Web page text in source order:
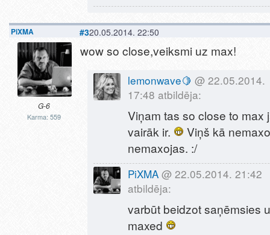
PiXMA
G-6
Karma: 559
#320.05.2014. 22:50
wow so close,veiksmi uz max!
lemonwave🍋 @ 22.05.2014.
17:48 atbildēja:
Viņam tas so close to max
vairāk ir.
Viņš kā
nemaxojas. :/
PiXMA @ 22.05.2014. 21:42
atbildēja:
varbūt beidzot saņēmsies
maxed